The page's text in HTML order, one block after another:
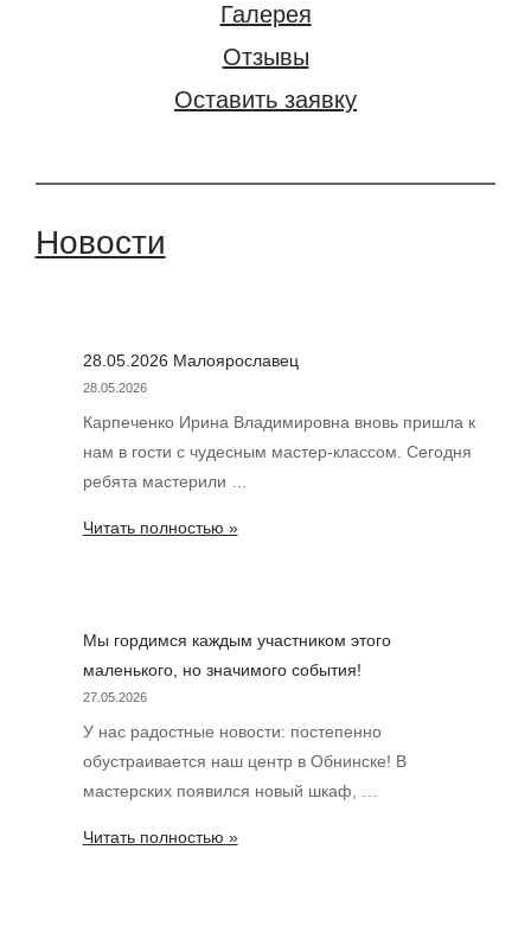
Галерея
Отзывы
Оставить заявку
Новости
28.05.2026 Малоярославец
28.05.2026
Карпеченко Ирина Владимировна вновь пришла к
нам в гости с чудесным мастер-классом. Сегодня
ребята мастерили …
28.05.2026
Читать полностью »
Мы гордимся каждым участником этого
маленького, но значимого события!
27.05.2026
У нас радостные новости: постепенно
обустраивается наш центр в Обнинске! В
мастерских появился новый шкаф, …
Мы
Читать полностью »